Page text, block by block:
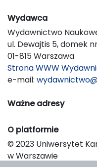
Wydawca
Wydawnictwo
ul. Dewajtis 5, domek
01-815 Warszawa
Strona WWW
e-mail:
Ważne adresy
O platformie
© 2023 Uniwersytet
w Warszawie